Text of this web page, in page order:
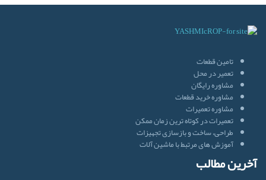
تامین قطعات
تعمیر در محل
مشاوره رایگان
مشاوره خرید قطعات
مشاوره تعمیرات
تعمیرات در کوتاه ترین زمان ممکن
طراحی، ساخت و بازسازی تجهیزات
آموزش های مرتبط با ماشین آلات
آخرین مطالب